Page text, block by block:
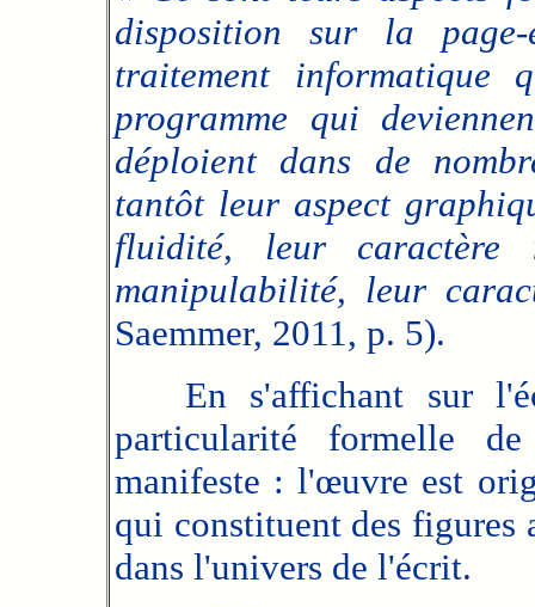
disposition sur la
traitement
programme qui
déploient dans de
tantôt leur aspect
fluidité, leur caractère
manipulabilité, leur
Saemmer, 2011, p. 5).
En s'affichant sur
particularité formelle
manifeste : l'œuvre est
qui constituent des figures
dans l'univers de l'écrit.